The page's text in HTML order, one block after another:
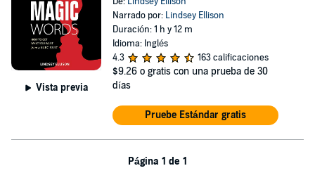
Vista previa
Narrado por: Lindsey Ellison
Duración: 1 h y 12 m
Idioma: Inglés
4.3
163 calificaciones
$9.26 o gratis con una prueba de 30
días
Pruebe Estándar gratis
Página 1 de 1